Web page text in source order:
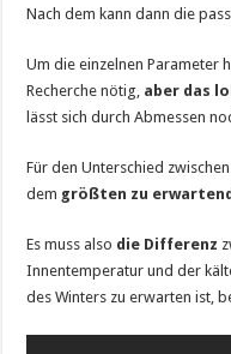
Nach dem kann dann die
Um die einzelnen Parameter
Recherche nötig, aber das
lässt sich durch Abmessen
Für den Unterschied
dem größten zu
Es muss also die Differenz
Innentemperatur und der
des Winters zu erwarten ist,